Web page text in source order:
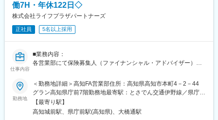
■働き方
在宅勤務からのリモート会議（担当代理店次第）やフレックス制
度、直行直帰も可です。転居の有無にかかわらず、3～5年に一度
転勤の可能性がございます。
■キャリアの選択肢
ジョブポスティング制度や自己申告制度など一人一人が主体的に
異動が実現しています。
変更の範囲：会社の定める業務（会社が出向を指示した場合は出
向先の定める業務となります）
に関する事務処理や教育支援業務。支社の資金管理等の業務。
〇ライフプラザ領域：お客様に対する保険商品・ご契約内容等の
ご相談・各種お手続き等の顧客対応業務。
〇個人保険事務領域：保険加入および加入後のご契約の維持・管
や銀行等の金融機関代理店等に対し、商品知識や販売方法を教育
する等のサポート業務。
や、契約後のアフターサービス。企業からの照会対応や、営業担
当者のサポート業務。
〇その他領域（事務企画領域等）※配置転換により職務の変更の可
能性があります。
■勤務補足：育児や介護の状況に応じて、育児短時間フレックスタ
働7H・年休122日◇
株式会社ライフプラザパートナーズ
正社員 5名以上採用
仕事内容
■業務内容：
各営業部にて保険募集人（ファイナンシャル・アドバイザー）の
す。
■業務詳細：
・保険募集人の採用（計画に基づく採用実務）
・売上予算達成および生産性の向上による収益の拡大
勤務地
＜勤務地詳細＞高知FA営業部住所：高知県高知市本町4－2－44
グラン高知県庁前7階勤務地最寄駅：とさでん交通伊野線／県庁前
駅または高知城前駅受動喫煙対策：屋内全面禁煙変更の範囲：会
社の定める事業所
【最寄り駅】
高知城前駅、県庁前駅(高知県)、大橋通駅